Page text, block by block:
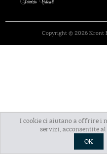
Copyright © 2026 Kront
I cookie ci aiutano a offrire i
servizi, acconsentite
OK